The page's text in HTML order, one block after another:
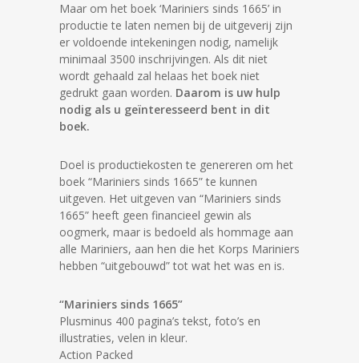
Maar om het boek ‘Mariniers sinds 1665’ in
productie te laten nemen bij de uitgeverij zijn
er voldoende intekeningen nodig, namelijk
minimaal 3500 inschrijvingen. Als dit niet
wordt gehaald zal helaas het boek niet
gedrukt gaan worden. Daarom is uw hulp
nodig als u geïnteresseerd bent in dit
boek.
Doel is productiekosten te genereren om het
boek “Mariniers sinds 1665” te kunnen
uitgeven. Het uitgeven van “Mariniers sinds
1665” heeft geen financieel gewin als
oogmerk, maar is bedoeld als hommage aan
alle Mariniers, aan hen die het Korps Mariniers
hebben “uitgebouwd” tot wat het was en is.
“Mariniers sinds 1665”
Plusminus 400 pagina’s tekst, foto’s en
illustraties, velen in kleur.
Action Packed